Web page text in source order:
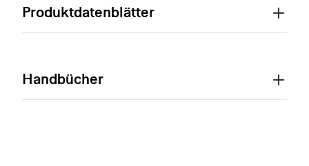
Produktdatenblätter
Handbücher